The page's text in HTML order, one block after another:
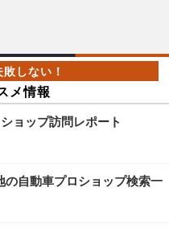
メ情報
ョップ訪問レポート
自動車プロショップ検索一